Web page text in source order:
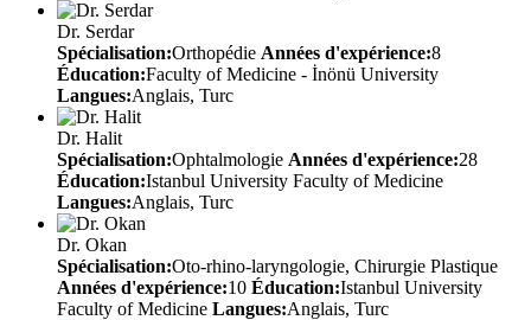
Dr. Serdar
Spécialisation:Orthopédie Années d'expérience:8
Éducation:Faculty of Medicine - İnönü University
Langues:Anglais, Turc
Dr. Halit
Spécialisation:Ophtalmologie Années d'expérience:28
Éducation:Istanbul University Faculty of Medicine
Langues:Anglais, Turc
Dr. Okan
Spécialisation:Oto-rhino-laryngologie, Chirurgie Plastique
Années d'expérience:10 Éducation:Istanbul University
Faculty of Medicine Langues:Anglais, Turc